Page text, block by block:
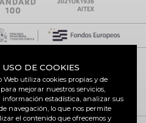
el Programa de Iniciación a la
y ha contado con el apoyo
de Fondos europeos FEDER,
según la medida de
de esta empresa, su región y
USO DE COOKIES
Web utiliza cookies propias y de
mejorar nuestros servicios,
información estadística, analizar sus
navegación, lo que nos permite
el contenido que ofrecemos y